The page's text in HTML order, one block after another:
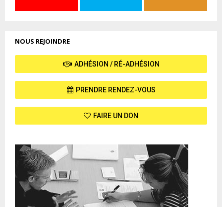
NOUS REJOINDRE
ADHÉSION / RÉ-ADHÉSION
PRENDRE RENDEZ-VOUS
FAIRE UN DON